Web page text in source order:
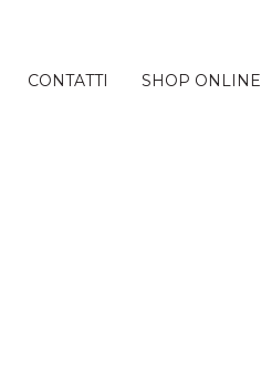
CONTATTI SHOP ONLINE